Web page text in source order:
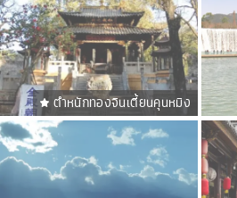
ตำหนักทองจินเตี้ยนคุนหมิง